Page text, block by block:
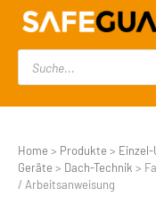
Home > Produkte >
Geräte > Dach-Technik >
/ Arbeitsanweisung